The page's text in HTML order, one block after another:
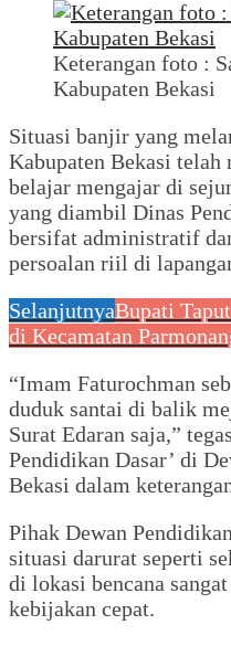
Keterangan foto :
Kabupaten Bekasi
Situasi banjir yang
Kabupaten Bekasi
belajar mengajar di
yang diambil Dinas
bersifat administratif
persoalan riil di
SelanjutnyaBupati
di Kecamatan
“Imam Faturochman
duduk santai di balik
Surat Edaran saja,”
Pendidikan Dasar’ di
Bekasi dalam
Pihak Dewan
situasi darurat seperti
di lokasi bencana
kebijakan cepat.